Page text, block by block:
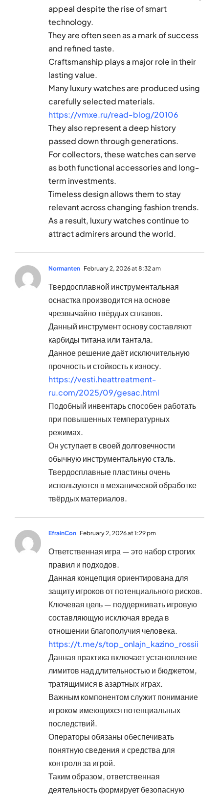
appeal despite the rise of smart
technology.
They are often seen as a mark of success
and refined taste.
Craftsmanship plays a major role in their
lasting value.
Many luxury watches are produced using
carefully selected materials.
https://vmxe.ru/read-blog/20106
They also represent a deep history
passed down through generations.
For collectors, these watches can serve
as both functional accessories and long-
term investments.
Timeless design allows them to stay
relevant across changing fashion trends.
As a result, luxury watches continue to
attract admirers around the world.
Normanten February 2, 2026 at 8:32 am
Твердосплавной инструментальная
оснастка производится на основе
чрезвычайно твёрдых сплавов.
Данный инструмент основу составляют
карбиды титана или тантала.
Данное решение даёт исключительную
прочность и стойкость к износу.
https://vesti.heattreatment-
ru.com/2025/09/gesac.html
Подобный инвентарь способен работать
при повышенных температурных
режимах.
Он уступает в своей долговечности
обычную инструментальную сталь.
Твердосплавные пластины очень
используются в механической обработке
твёрдых материалов.
EfrainCon February 2, 2026 at 1:29 pm
Ответственная игра — это набор строгих
правил и подходов.
Данная концепция ориентирована для
защиту игроков от потенциального рисков.
Ключевая цель — поддерживать игровую
составляющую исключая вреда в
отношении благополучия человека.
https://t.me/s/top_onlajn_kazino_rossii
Данная практика включает установление
лимитов над длительностью и бюджетом,
тратящимися в азартных играх.
Важным компонентом служит понимание
игроком имеющихся потенциальных
последствий.
Операторы обязаны обеспечивать
понятную сведения и средства для
контроля за игрой.
Таким образом, ответственная
деятельность формирует безопасную